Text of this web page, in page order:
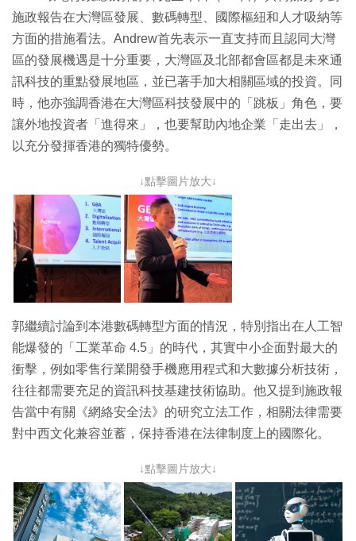
施政報告在大灣區發展、數碼轉型、國際樞紐和人才吸納等
方面的措施看法。Andrew首先表示一直支持而且認同大灣
區的發展機遇是十分重要，大灣區及北部都會區都是未來通
訊科技的重點發展地區，並已著手加大相關區域的投資。同
時，他亦強調香港在大灣區科技發展中的「跳板」角色，要
讓外地投資者「進得來」，也要幫助內地企業「走出去」，
以充分發揮香港的獨特優勢。
↓點擊圖片放大↓
郭繼續討論到本港數碼轉型方面的情況，特別指出在人工智
能爆發的「工業革命 4.5」的時代，其實中小企面對最大的
衝擊，例如零售行業開發手機應用程式和大數據分析技術，
往往都需要充足的資訊科技基建技術協助。他又提到施政報
告當中有關《網絡安全法》的研究立法工作，相關法律需要
對中西文化兼容並蓄，保持香港在法律制度上的國際化。
↓點擊圖片放大↓